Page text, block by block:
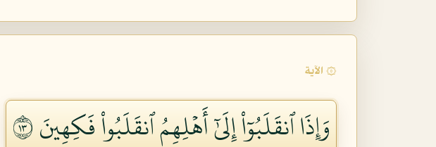
۞ الآية
وَإِذَا ٱنقَلَبُوٓاْ إِلَىٰٓ أَهۡلِهِمُ ٱنقَلَبُواْ فَكِهِينَ ٣١